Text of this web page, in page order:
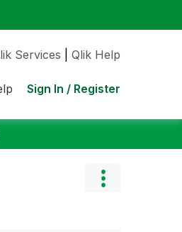
Services Qlik Help
Sign In / Register